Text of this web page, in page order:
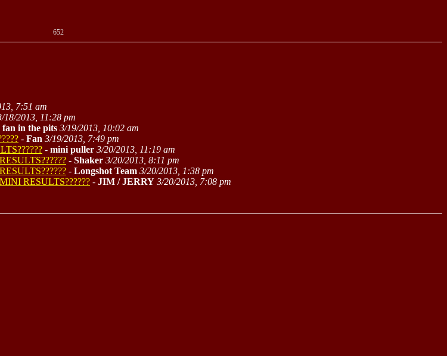
652
7:51 am
18/2013, 11:28 pm
fan in the pits 3/19/2013, 10:02 am
- Fan 3/19/2013, 7:49 pm
- mini puller 3/20/2013, 11:19 am
- Shaker 3/20/2013, 8:11 pm
- Longshot Team 3/20/2013, 1:38 pm
RESULTS?????? - JIM / JERRY 3/20/2013, 7:08 pm